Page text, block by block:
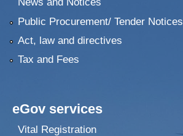
Public Procurement/ Tender Notices
Act, law and directives
Tax and Fees
eGov services
Vital Registration